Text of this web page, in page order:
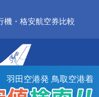
・格安航空券比較
羽田空港発 鳥取空港着